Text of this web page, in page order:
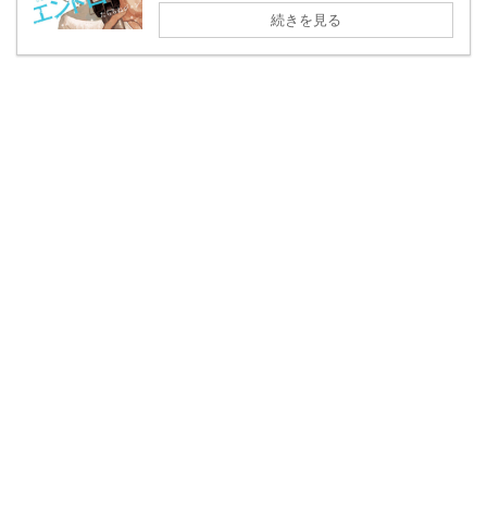
続きを見る